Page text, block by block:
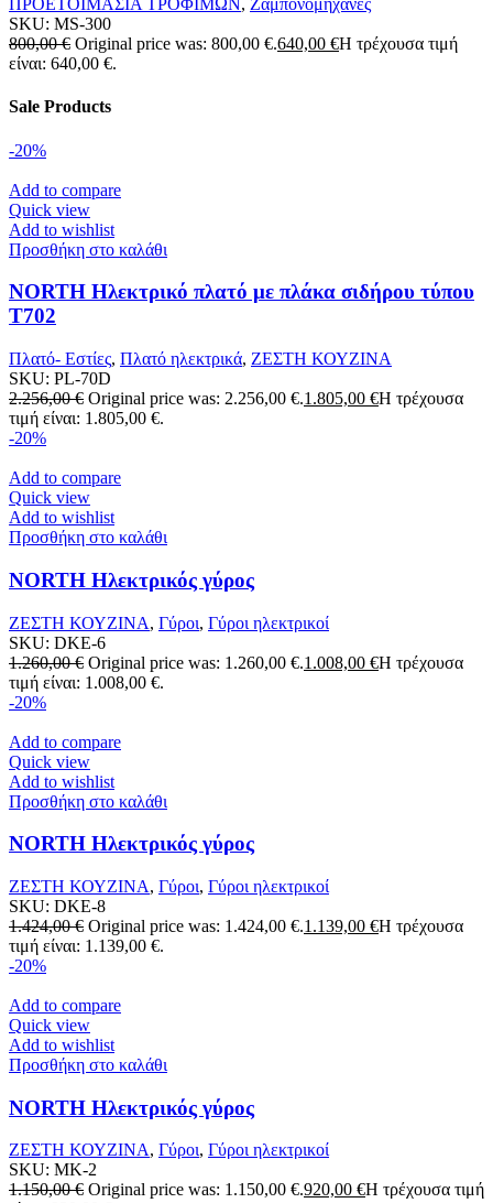
ΠΡΟΕΤΟΙΜΑΣΙΑ ΤΡΟΦΙΜΩΝ , Ζαμπονομηχανές
SKU: MS-300
800,00€ Original price was: 800,00 €.640,00 €Η τρέχουσα τιμή
είναι: 640,00 €.
Sale Products
-20%
Add to compare
Quick view
Add to wishlist
Προσθήκη στο καλάθι
NORTH Ηλεκτρικό πλατό με πλάκα σιδήρου τύπου
T702
Πλατό- Εστίες, Πλατό ηλεκτρικά, ΖΕΣΤΗ ΚΟΥΖΙΝΑ
SKU: PL-70D
2.256,00€ Original price was: 2.256,00 €.1.805,00 €Η τρέχουσα
τιμή είναι: 1.805,00 €.
-20%
Add to compare
Quick view
Add to wishlist
Προσθήκη στο καλάθι
NORTH Ηλεκτρικός γύρος
ΖΕΣΤΗ ΚΟΥΖΙΝΑ, Γύροι, Γύροι ηλεκτρικοί
SKU: DKE-6
1.260,00€ Original price was: 1.260,00 €.1.008,00 €Η τρέχουσα
τιμή είναι: 1.008,00 €.
-20%
Add to compare
Quick view
Add to wishlist
Προσθήκη στο καλάθι
NORTH Ηλεκτρικός γύρος
ΖΕΣΤΗ ΚΟΥΖΙΝΑ, Γύροι, Γύροι ηλεκτρικοί
SKU: DKE-8
1.424,00€ Original price was: 1.424,00 €.1.139,00 €Η τρέχουσα
τιμή είναι: 1.139,00 €.
-20%
Add to compare
Quick view
Add to wishlist
Προσθήκη στο καλάθι
NORTH Ηλεκτρικός γύρος
ΖΕΣΤΗ ΚΟΥΖΙΝΑ, Γύροι, Γύροι ηλεκτρικοί
SKU: MK-2
1.150,00€ Original price was: 1.150,00 €.920,00 €Η τρέχουσα τιμή